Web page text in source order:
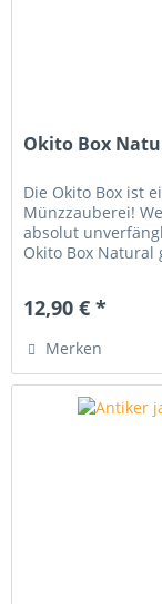
Okito Box
Die Okito Box ist
Münzzauberei!
absolut
Okito Box Natural
12,90 € *
Merken